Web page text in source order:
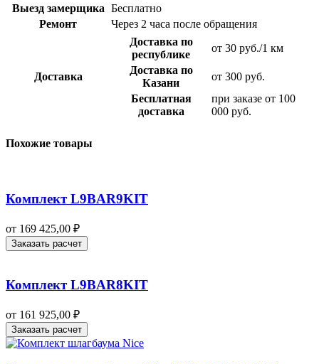
Выезд замерщика Бесплатно
Ремонт
Через 2 часа после обращения
Доставка
Доставка по
республике
от 30 руб./1 км
Доставка по
Казани
от 300 руб.
Бесплатная
доставка
при заказе от 100
000 руб.
Похожие товары
Комплект L9BAR9KIT
от 169 425,00 ₽
Заказать расчет
Комплект L9BAR8KIT
от 161 925,00 ₽
Заказать расчет